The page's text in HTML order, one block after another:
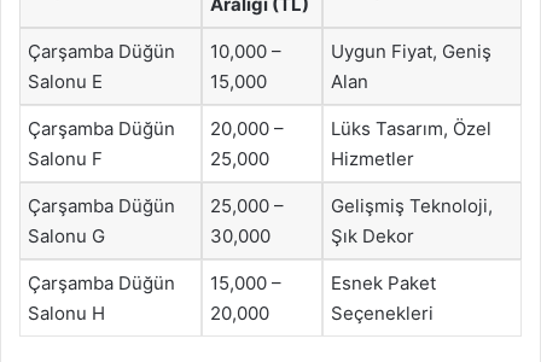
Çarşamba Düğün
Salonu E
10,000 –
15,000
Uygun Fiyat, Geniş
Alan
Çarşamba Düğün
Salonu F
20,000 –
25,000
Lüks Tasarım, Özel
Hizmetler
Çarşamba Düğün
Salonu G
25,000 –
30,000
Gelişmiş Teknoloji,
Şık Dekor
Çarşamba Düğün
Salonu H
15,000 –
20,000
Esnek Paket
Seçenekleri